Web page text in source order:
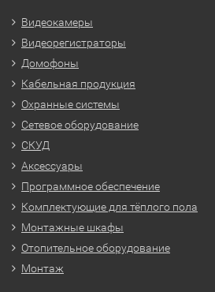
Видеокамеры
Видеорегистраторы
Домофоны
Кабельная продукция
Охранные системы
Сетевое оборудование
СКУД
Аксессуары
Программное обеспечение
Комплектующие для тёплого пола
Монтажные шкафы
Отопительное оборудование
Монтаж